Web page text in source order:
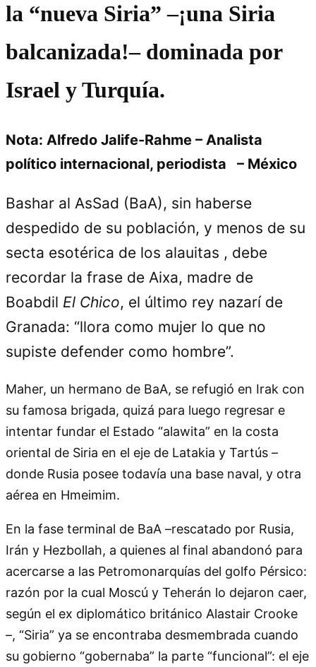
la
nueva Siria
–¡una Siria
balcanizada!– dominada por
Israel y Turquía.
Nota: Alfredo Jalife-Rahme – Analista
político internacional, periodista – México
Bashar al AsSad (BaA), sin haberse
despedido de su población, y menos de su
secta esotérica de los alauitas , debe
recordar la frase de Aixa, madre de
Boabdil El Chico, el último rey nazarí de
Granada:
llora como mujer lo que no
supiste defender como hombre .
Maher, un hermano de BaA, se refugió en Irak con
su famosa brigada, quizá para luego regresar e
intentar fundar el Estado
alawita
en la costa
oriental de Siria en el eje de Latakia y Tartús –
donde Rusia posee todavía una base naval, y otra
aérea en Hmeimim.
En la fase terminal de BaA –rescatado por Rusia,
Irán y Hezbollah, a quienes al final abandonó para
acercarse a las Petromonarquías del golfo Pérsico:
razón por la cual Moscú y Teherán lo dejaron caer,
según el ex diplomático británico Alastair Crooke
–,
Siria
ya se encontraba desmembrada cuando
su gobierno
gobernaba la parte funcional : el eje